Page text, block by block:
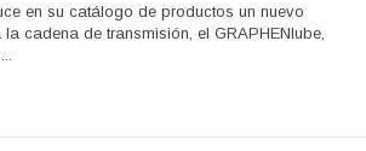
en su catálogo de productos un nuevo
cadena de transmisión, el GRAPHENlube,